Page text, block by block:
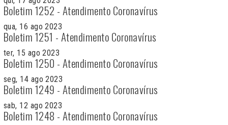
Boletim 1252 - Atendimento Coronavírus
qua, 16 ago 2023
Boletim 1251 - Atendimento Coronavírus
ter, 15 ago 2023
Boletim 1250 - Atendimento Coronavírus
seg, 14 ago 2023
Boletim 1249 - Atendimento Coronavírus
sab, 12 ago 2023
Boletim 1248 - Atendimento Coronavírus